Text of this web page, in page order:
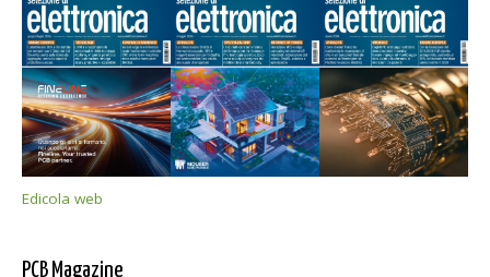
Edicola web
PCB Magazine